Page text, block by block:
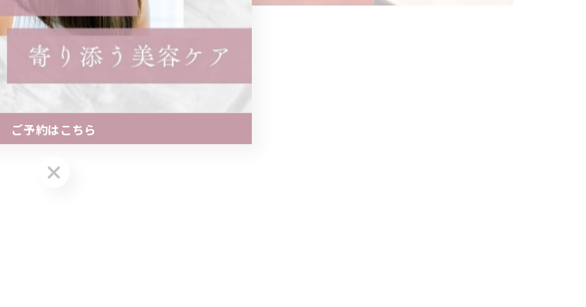
ご予約はこちら
ご予約はこちら